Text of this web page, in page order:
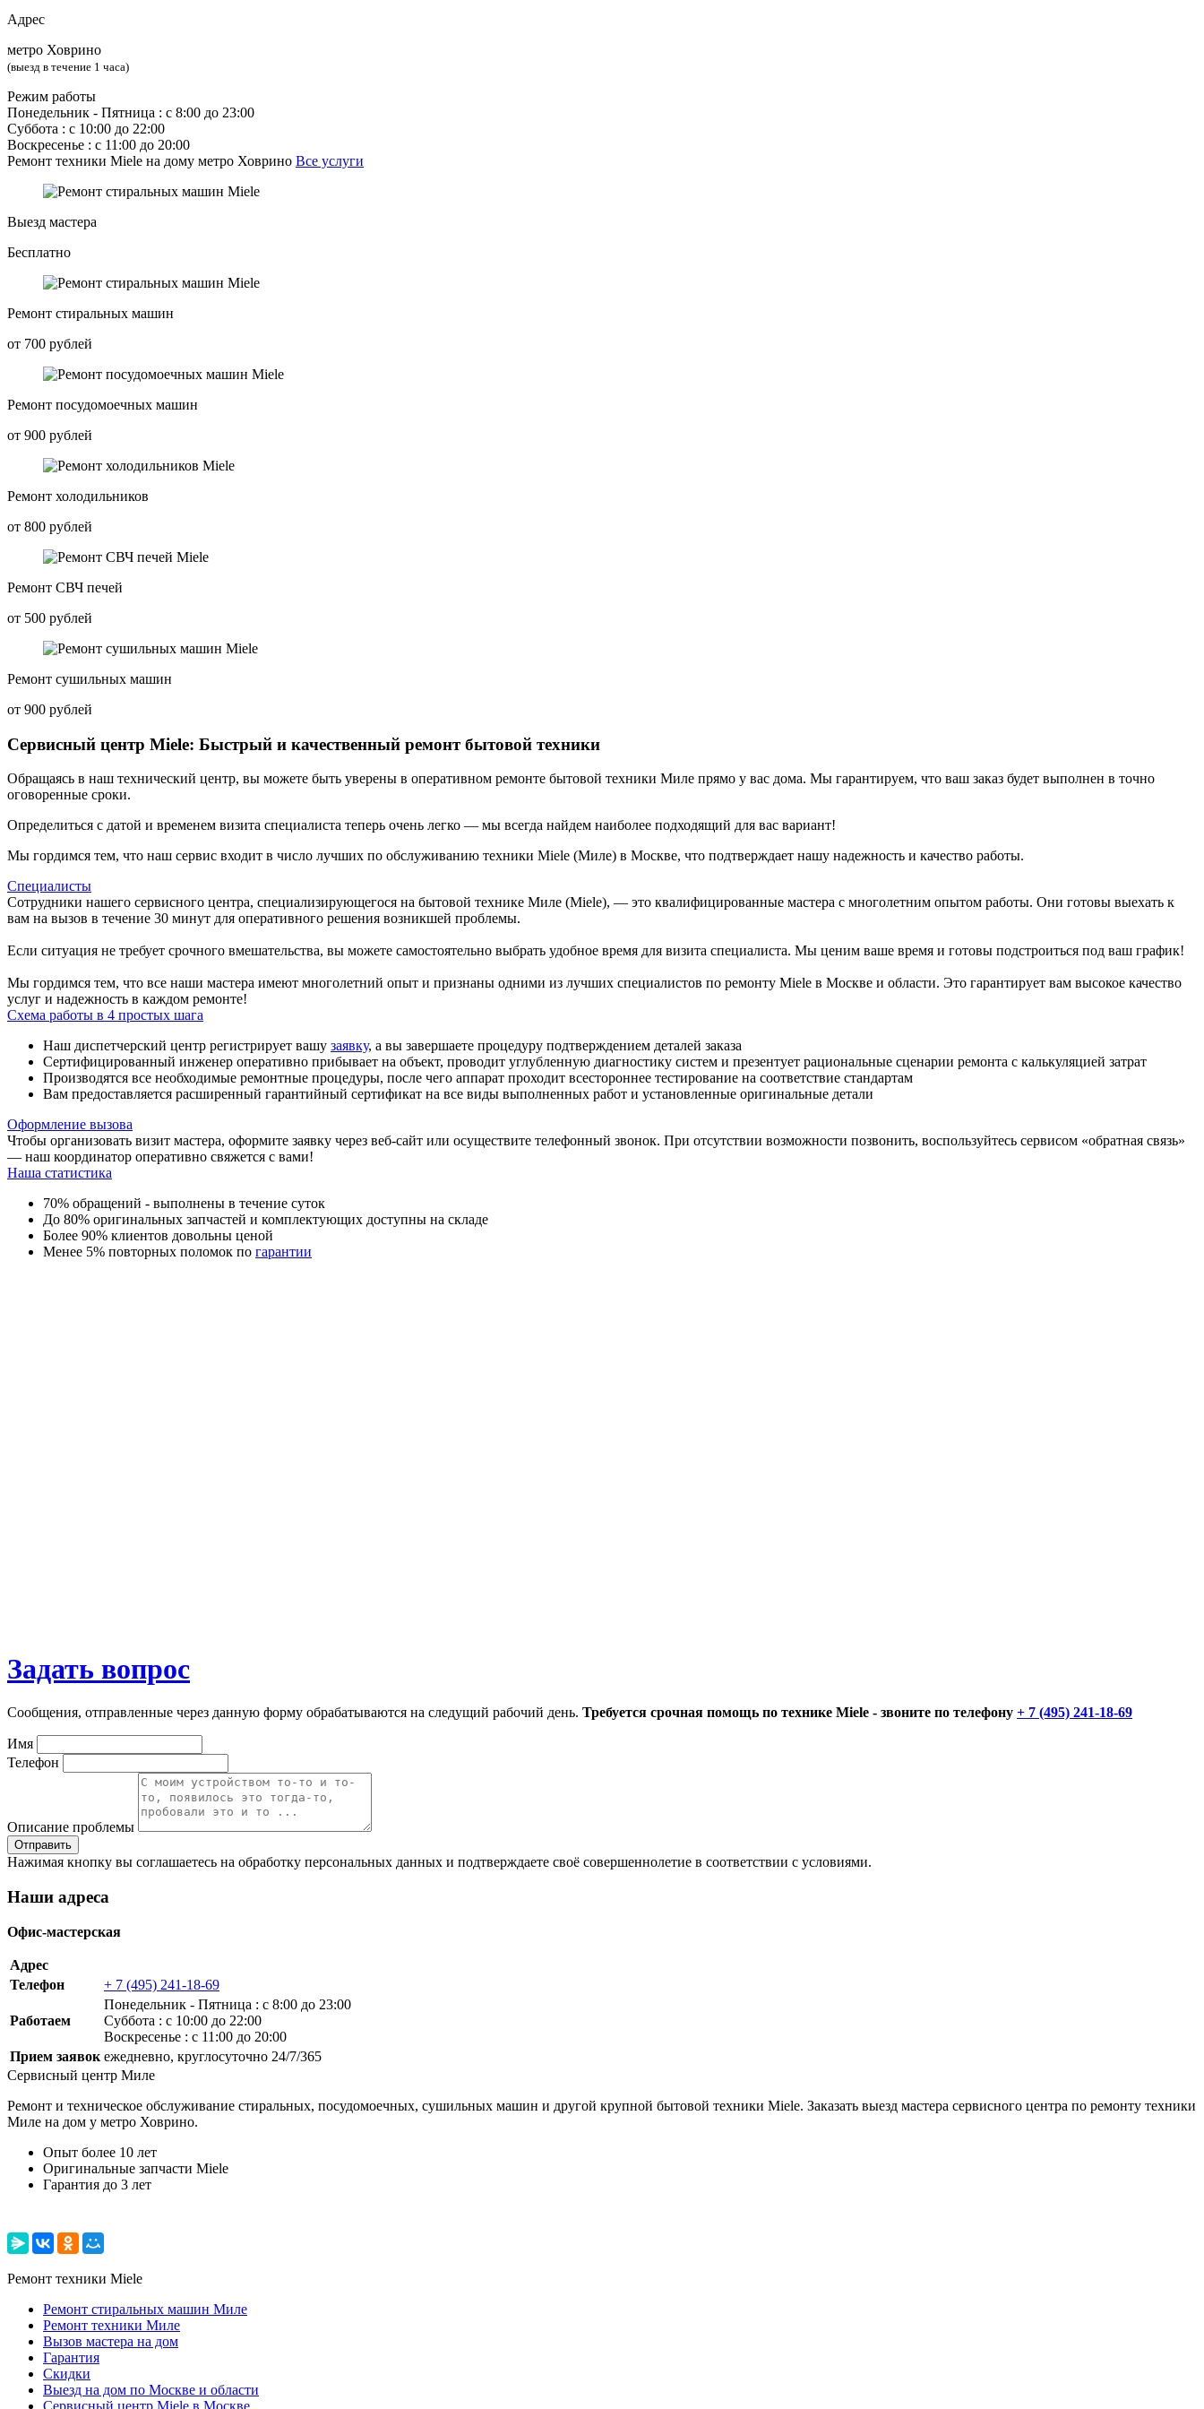
Адрес
метро Ховрино
(выезд в течение 1 часа)
Режим работы
Понедельник ‐ Пятница : с 8:00 до 23:00
Суббота : с 10:00 до 22:00
Воскресенье : с 11:00 до 20:00
Ремонт техники Miele на дому метро Ховрино Все услуги
Выезд мастера
Бесплатно
Ремонт стиральных машин
от 700 рублей
Ремонт посудомоечных машин
от 900 рублей
Ремонт холодильников
от 800 рублей
Ремонт СВЧ печей
от 500 рублей
Ремонт сушильных машин
от 900 рублей
Сервисный центр Miele: Быстрый и качественный ремонт бытовой техники
Обращаясь в наш технический центр, вы можете быть уверены в оперативном ремонте бытовой техники Миле прямо у вас дома. Мы гарантируем, что ваш заказ будет выполнен в точно
оговоренные сроки.
Определиться с датой и временем визита специалиста теперь очень легко — мы всегда найдем наиболее подходящий для вас вариант!
Мы гордимся тем, что наш сервис входит в число лучших по обслуживанию техники Miele (Миле) в Москве, что подтверждает нашу надежность и качество работы.
Специалисты
Сотрудники нашего сервисного центра, специализирующегося на бытовой технике Миле (Miele), — это квалифицированные мастера с многолетним опытом работы. Они готовы выехать к
вам на вызов в течение 30 минут для оперативного решения возникшей проблемы.
Если ситуация не требует срочного вмешательства, вы можете самостоятельно выбрать удобное время для визита специалиста. Мы ценим ваше время и готовы подстроиться под ваш график!
Мы гордимся тем, что все наши мастера имеют многолетний опыт и признаны одними из лучших специалистов по ремонту Miele в Москве и области. Это гарантирует вам высокое качество
услуг и надежность в каждом ремонте!
Схема работы в 4 простых шага
Наш диспетчерский центр регистрирует вашу заявку, а вы завершаете процедуру подтверждением деталей заказа
Сертифицированный инженер оперативно прибывает на объект, проводит углубленную диагностику систем и презентует рациональные сценарии ремонта с калькуляцией затрат
Производятся все необходимые ремонтные процедуры, после чего аппарат проходит всестороннее тестирование на соответствие стандартам
Вам предоставляется расширенный гарантийный сертификат на все виды выполненных работ и установленные оригинальные детали
Оформление вызова
Чтобы организовать визит мастера, оформите заявку через веб-сайт или осуществите телефонный звонок. При отсутствии возможности позвонить, воспользуйтесь сервисом «обратная связь»
— наш координатор оперативно свяжется с вами!
Наша статистика
70% обращений - выполнены в течение суток
До 80% оригинальных запчастей и комплектующих доступны на складе
Более 90% клиентов довольны ценой
Менее 5% повторных поломок по гарантии
Задать вопрос
Сообщения, отправленные через данную форму обрабатываются на следущий рабочий день. Требуется срочная помощь по технике Miele - звоните по телефону + 7 (495) 241-18-69
Имя
Телефон
Описание проблемы
Нажимая кнопку вы соглашаетесь на обработку персональных данных и подтверждаете своё совершеннолетие в соответствии с условиями.
Наши адреса
Офис-мастерская
Адрес
Телефон
+ 7 (495) 241-18-69
Работаем
Понедельник ‐ Пятница : с 8:00 до 23:00
Суббота : с 10:00 до 22:00
Воскресенье : с 11:00 до 20:00
Прием заявок ежедневно, круглосуточно 24/7/365
Сервисный центр Миле
Ремонт и техническое обслуживание стиральных, посудомоечных, сушильных машин и другой крупной бытовой техники Miele. Заказать выезд мастера сервисного центра по ремонту техники
Миле на дом у метро Ховрино.
Опыт более 10 лет
Оригинальные запчасти Miele
Гарантия до 3 лет
Ремонт техники Miele
Ремонт стиральных машин Миле
Ремонт техники Миле
Вызов мастера на дом
Гарантия
Скидки
Выезд на дом по Москве и области
Сервисный центр Miele в Москве